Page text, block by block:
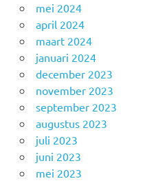
mei 2024
april 2024
maart 2024
januari 2024
december 2023
november 2023
september 2023
augustus 2023
juli 2023
juni 2023
mei 2023